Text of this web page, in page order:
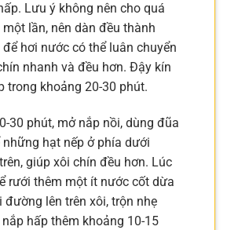
Lưu ý không nên cho quá
lần, nên dàn đều thành
hơi nước có thể luân chuyển
nhanh và đều hơn. Đậy kín
trong khoảng 20-30 phút.
30 phút, mở nắp nồi, dùng đũa
hạt nếp ở phía dưới
giúp xôi chín đều hơn. Lúc
rưới thêm một ít nước cốt dừa
đường lên trên xôi, trộn nhẹ
hấp thêm khoảng 10-15